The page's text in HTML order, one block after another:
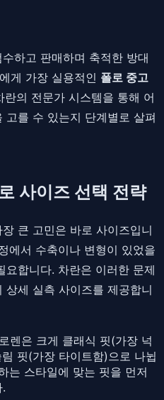
하고 판매하며 축적한 방대
게 가장 실용적인 폴로 중고
의 전문가 시스템을 통해 어
를 수 있는지 단계별로 살펴
사이즈 선택 전략
큰 고민은 바로 사이즈입니
에서 수축이나 변형이 있었을
합니다. 차란은 이러한 문제
세 실측 사이즈를 제공합니
렌은 크게 클래식 핏(가장 넉
핏(가장 타이트함)으로 나뉩
는 스타일에 맞는 핏을 먼저